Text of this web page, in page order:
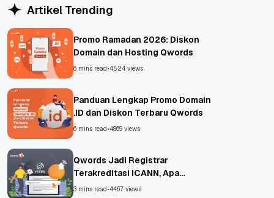
Artikel Trending
Promo Ramadan 2026: Diskon
Domain dan Hosting Qwords
6 mins read•4524 views
Panduan Lengkap Promo Domain
.ID dan Diskon Terbaru Qwords
6 mins read•4869 views
Qwords Jadi Registrar
Terakreditasi ICANN, Apa
Untungnya?
3 mins read•4467 views